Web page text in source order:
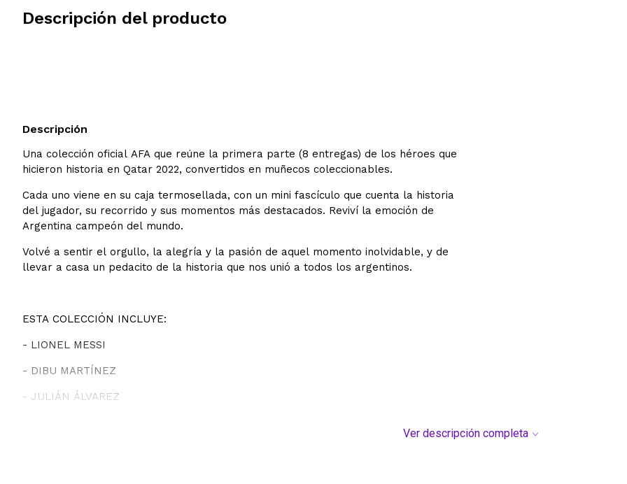
Descripción del producto
Descripción
Una colección oficial AFA que reúne la primera parte (8 entregas) de los héroes que
hicieron historia en Qatar 2022, convertidos en muñecos coleccionables.
Cada uno viene en su caja termosellada, con un mini fascículo que cuenta la historia
del jugador, su recorrido y sus momentos más destacados. Reviví la emoción de
Argentina campeón del mundo.
Volvé a sentir el orgullo, la alegría y la pasión de aquel momento inolvidable, y de
llevar a casa un pedacito de la historia que nos unió a todos los argentinos.
ESTA COLECCIÓN INCLUYE:
- LIONEL MESSI
- DIBU MARTÍNEZ
- JULIÁN ÁLVAREZ
Ver descripción completa